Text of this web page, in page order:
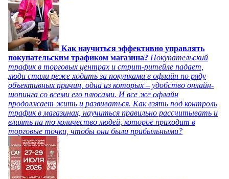
Как научиться эффективно управлять
покупательским трафиком магазина? Покупательский
трафик в торговых центрах и стрит-ритейле падает,
люди стали реже ходить за покупками в офлайн по ряду
объективных причин, одна из которых – удобство онлайн-
шопинга со всеми его плюсами. И все же офлайн
продолжает жить и развиваться. Как взять под контроль
трафик в магазинах, научиться правильно рассчитывать и
влиять на то количество людей, которое приходит в
торговые точки, чтобы они были прибыльными?